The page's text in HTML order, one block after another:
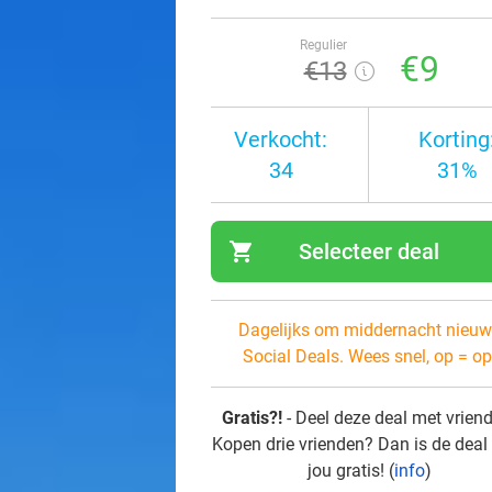
Regulier
€13 €9
Verkocht:
34
31%
shopping_cart Selecteer deal
Dagelijks om middernacht
Social Deals. Wees snel, op =
Gratis?! - Deel deze deal met
Kopen drie vrienden? Dan is de
jou gratis! (info)